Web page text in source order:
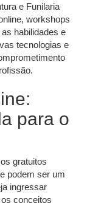
e Funilaria
workshops
habilidades e
tecnologias e
para o
gratuitos
podem ser um
ingressar
conceitos